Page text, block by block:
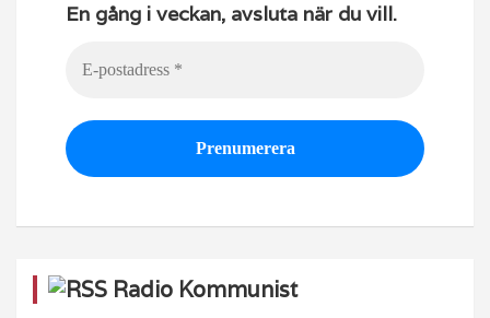
En gång i veckan, avsluta när du vill.
Radio Kommunist